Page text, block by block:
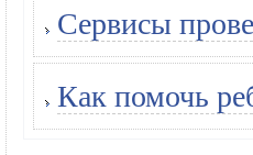
Сервисы
Как помочь